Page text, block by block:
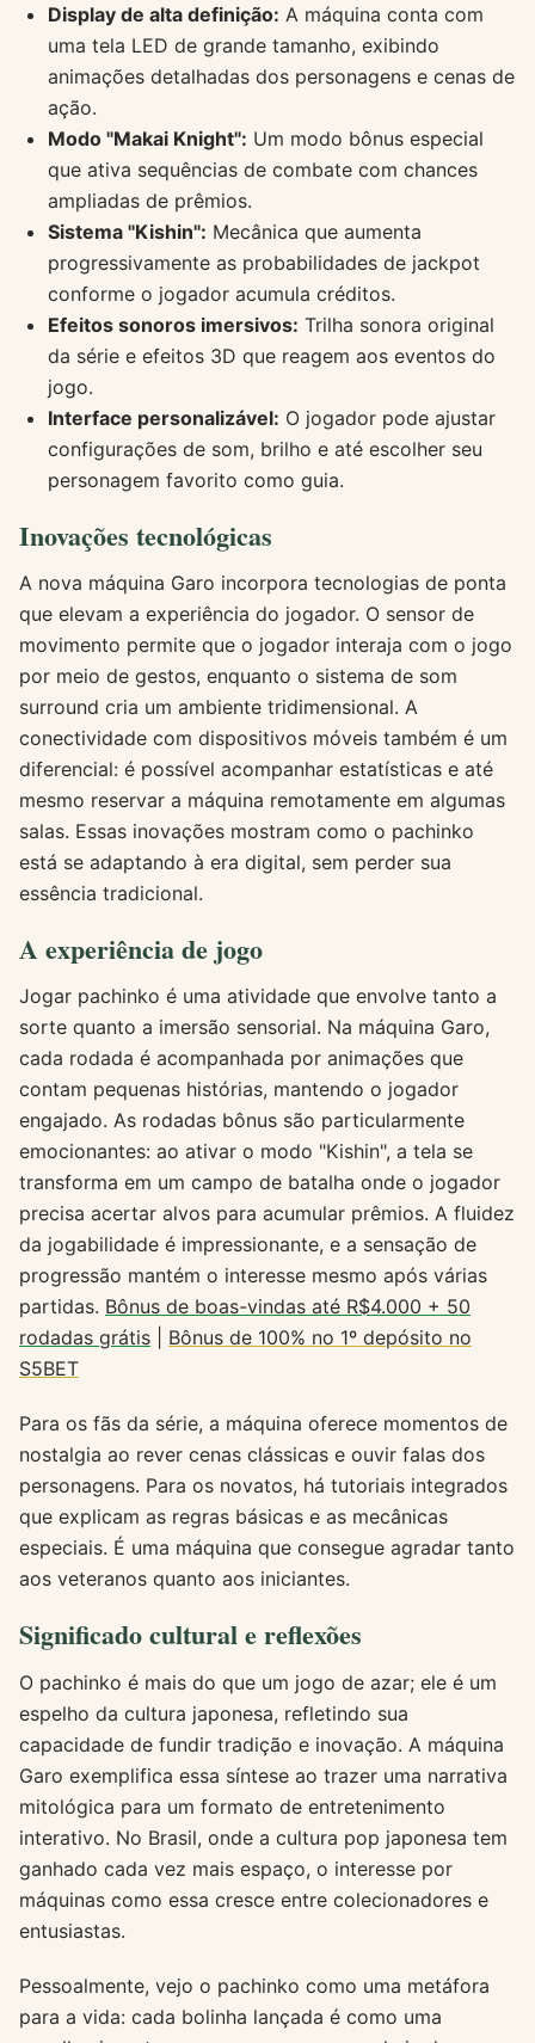
Display de alta definição: A máquina conta com
uma tela LED de grande tamanho, exibindo
animações detalhadas dos personagens e cenas de
ação.
Modo "Makai Knight": Um modo bônus especial
que ativa sequências de combate com chances
ampliadas de prêmios.
Sistema "Kishin": Mecânica que aumenta
progressivamente as probabilidades de jackpot
conforme o jogador acumula créditos.
Efeitos sonoros imersivos: Trilha sonora original
da série e efeitos 3D que reagem aos eventos do
jogo.
Interface personalizável: O jogador pode ajustar
configurações de som, brilho e até escolher seu
personagem favorito como guia.
Inovações tecnológicas
A nova máquina Garo incorpora tecnologias de ponta
que elevam a experiência do jogador. O sensor de
movimento permite que o jogador interaja com o jogo
por meio de gestos, enquanto o sistema de som
surround cria um ambiente tridimensional. A
conectividade com dispositivos móveis também é um
diferencial: é possível acompanhar estatísticas e até
mesmo reservar a máquina remotamente em algumas
salas. Essas inovações mostram como o pachinko
está se adaptando à era digital, sem perder sua
essência tradicional.
A experiência de jogo
Jogar pachinko é uma atividade que envolve tanto a
sorte quanto a imersão sensorial. Na máquina Garo,
cada rodada é acompanhada por animações que
contam pequenas histórias, mantendo o jogador
engajado. As rodadas bônus são particularmente
emocionantes: ao ativar o modo "Kishin", a tela se
transforma em um campo de batalha onde o jogador
precisa acertar alvos para acumular prêmios. A fluidez
da jogabilidade é impressionante, e a sensação de
progressão mantém o interesse mesmo após várias
partidas. Bônus de boas-vindas até R$4.000 + 50
rodadas grátis
Bônus de 100% no 1º depósito no
S5BET
Para os fãs da série, a máquina oferece momentos de
nostalgia ao rever cenas clássicas e ouvir falas dos
personagens. Para os novatos, há tutoriais integrados
que explicam as regras básicas e as mecânicas
especiais. É uma máquina que consegue agradar tanto
aos veteranos quanto aos iniciantes.
Significado cultural e reflexões
O pachinko é mais do que um jogo de azar; ele é um
espelho da cultura japonesa, refletindo sua
capacidade de fundir tradição e inovação. A máquina
Garo exemplifica essa síntese ao trazer uma narrativa
mitológica para um formato de entretenimento
interativo. No Brasil, onde a cultura pop japonesa tem
ganhado cada vez mais espaço, o interesse por
máquinas como essa cresce entre colecionadores e
entusiastas.
Pessoalmente, vejo o pachinko como uma metáfora
para a vida: cada bolinha lançada é como uma